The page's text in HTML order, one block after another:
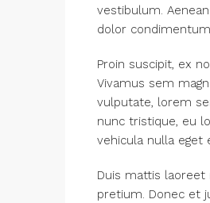
vestibulum.
dolor
Proin suscipit, ex
Vivamus sem
vulputate, lorem
nunc tristique, eu
vehicula nulla
Duis mattis
pretium. Donec et